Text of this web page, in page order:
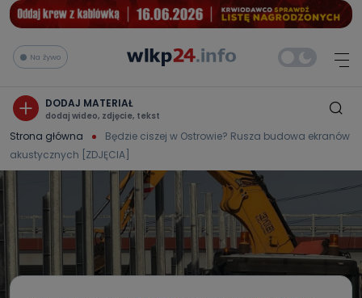
Na żywo
DODAJ MATERIAŁ
dodaj wideo, zdjęcie, tekst
Strona główna
Będzie ciszej w Ostrowie? Rusza budowa ekranów
akustycznych [ZDJĘCIA]